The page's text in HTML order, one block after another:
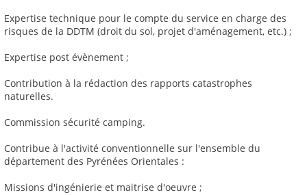
Expertise technique pour le compte du service en charge des
risques de la DDTM (droit du sol, projet d'aménagement, etc.) ;
Expertise post évènement ;
Contribution à la rédaction des rapports catastrophes
naturelles.
Commission sécurité camping.
Contribue à l'activité conventionnelle sur l'ensemble du
département des Pyrénées Orientales :
Missions d'ingénierie et maitrise d'oeuvre ;